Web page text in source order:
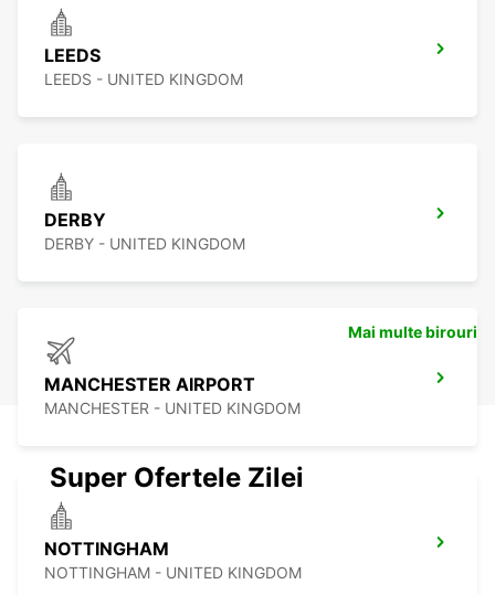
LEEDS
LEEDS - UNITED KINGDOM
DERBY
DERBY - UNITED KINGDOM
MANCHESTER AIRPORT
MANCHESTER - UNITED KINGDOM
NOTTINGHAM
NOTTINGHAM - UNITED KINGDOM
Mai multe birouri
Super Ofertele Zilei